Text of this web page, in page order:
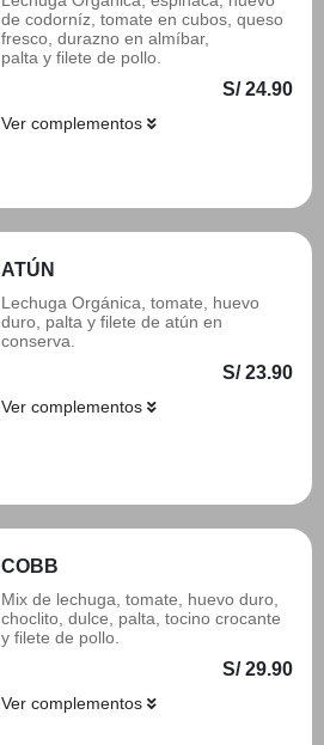
de codorníz, tomate en cubos, queso
fresco, durazno en almíbar,
palta y filete de pollo.
S/ 24.90
Ver complementos
ATÚN
Lechuga Orgánica, tomate, huevo
duro, palta y filete de atún en
conserva.
S/ 23.90
Ver complementos
COBB
Mix de lechuga, tomate, huevo duro,
choclito, dulce, palta, tocino crocante
y filete de pollo.
S/ 29.90
Ver complementos